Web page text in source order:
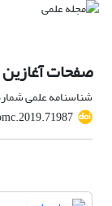
صفحات آغازین
شناسنامه علمی